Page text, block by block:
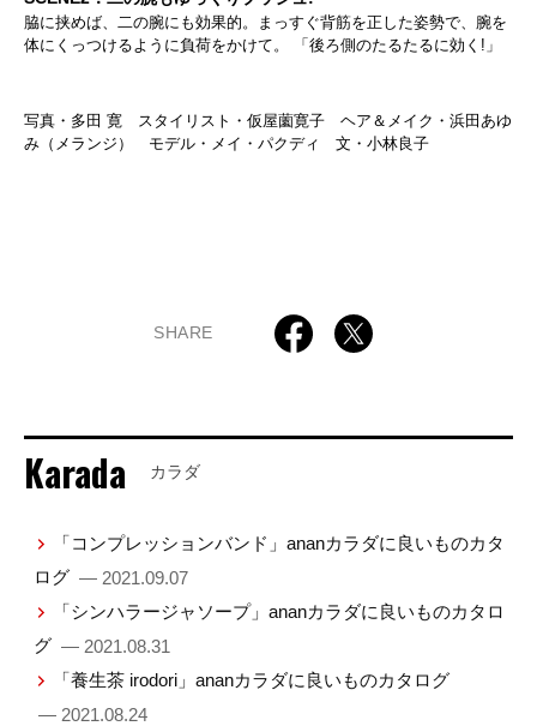
脇に挟めば、二の腕にも効果的。まっすぐ背筋を正した姿勢で、腕を
体にくっつけるように負荷をかけて。 「後ろ側のたるたるに効く!」
写真・多田 寛 スタイリスト・仮屋薗寛子 ヘア＆メイク・浜田あゆ
み（メランジ） モデル・メイ・パクディ 文・小林良子
SHARE
Karada カラダ
「コンプレッションバンド」ananカラダに良いものカタ
ログ — 2021.09.07
「シンハラージャソープ」ananカラダに良いものカタロ
グ — 2021.08.31
「養生茶 irodori」ananカラダに良いものカタログ
— 2021.08.24